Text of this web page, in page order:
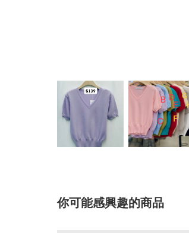
你可能感興趣的商品